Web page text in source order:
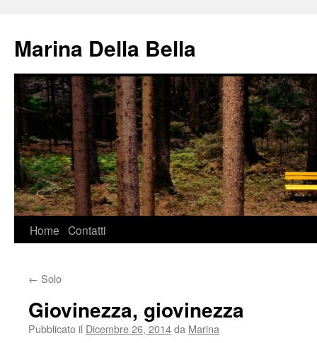
contenuto
Marina Della Bella
Home Contatti
← Solo
Giovinezza, giovinezza
Pubblicato il Dicembre 26, 2014da Marina